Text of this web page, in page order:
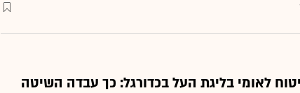
לאומי בליגת העל בכדורגל: כך עבדה השיטה